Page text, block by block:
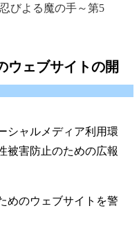
びよる魔の手～第5
ウェブサイトの開
シャルメディア利用環
被害防止のための広報
めのウェブサイトを警